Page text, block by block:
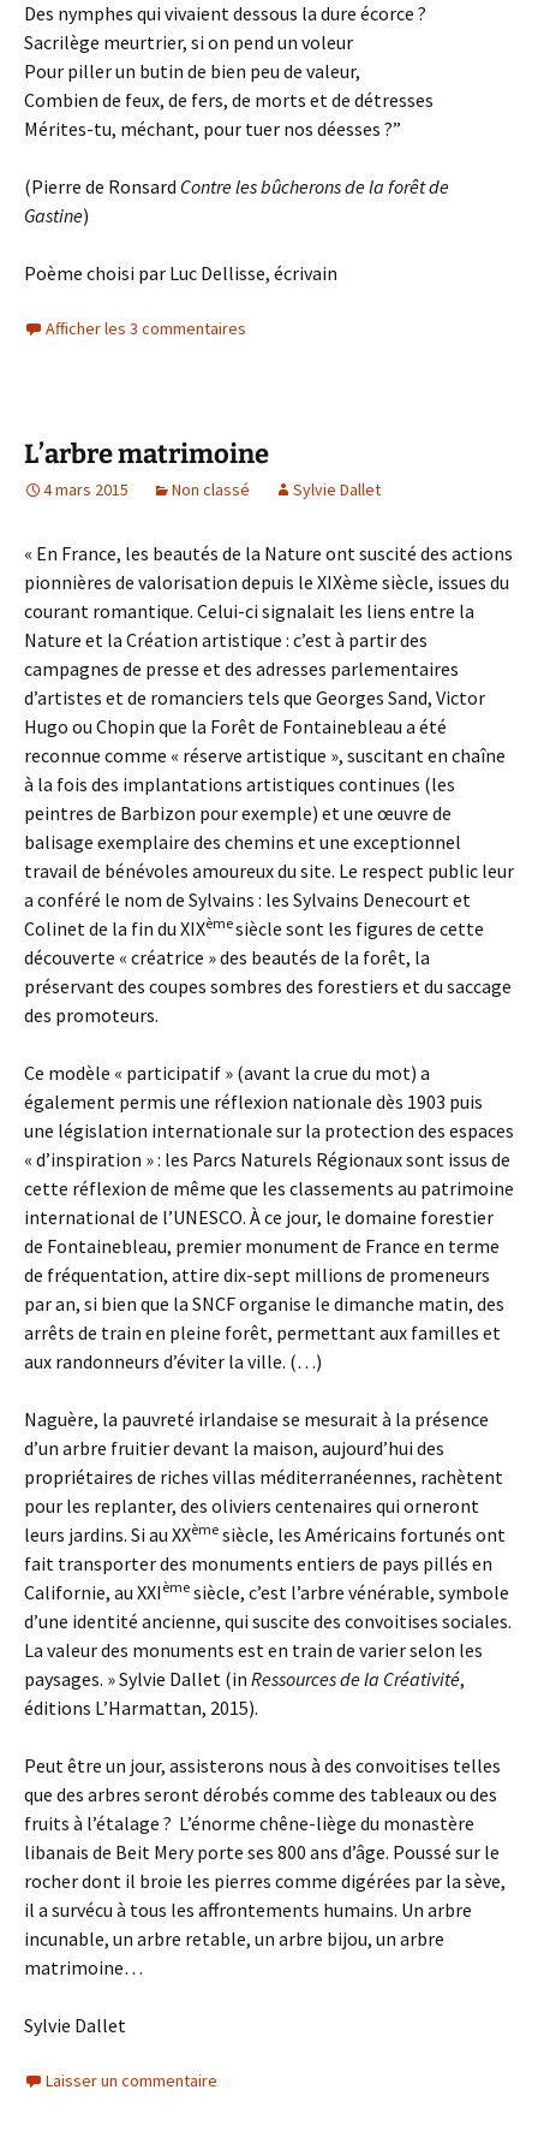
Des nymphes qui vivaient dessous la dure écorce ?
Sacrilège meurtrier, si on pend un voleur
Pour piller un butin de bien peu de valeur,
Combien de feux, de fers, de morts et de détresses
Mérites-tu, méchant, pour tuer nos déesses ?”
(Pierre de Ronsard Contre les bûcherons de la forêt de
Gastine)
Poème choisi par Luc Dellisse, écrivain
Afficher les 3 commentaires
L’arbre matrimoine
4 mars 2015 Non classé Sylvie Dallet
« En France, les beautés de la Nature ont suscité des actions
pionnières de valorisation depuis le XIXème siècle, issues du
courant romantique. Celui-ci signalait les liens entre la
Nature et la Création artistique : c’est à partir des
campagnes de presse et des adresses parlementaires
d’artistes et de romanciers tels que Georges Sand, Victor
Hugo ou Chopin que la Forêt de Fontainebleau a été
reconnue comme « réserve artistique », suscitant en chaîne
à la fois des implantations artistiques continues (les
peintres de Barbizon pour exemple) et une œuvre de
balisage exemplaire des chemins et une exceptionnel
travail de bénévoles amoureux du site. Le respect public leur
a conféré le nom de Sylvains : les Sylvains Denecourt et
Colinet de la fin du XIXèmesiècle sont les figures de cette
découverte « créatrice » des beautés de la forêt, la
préservant des coupes sombres des forestiers et du saccage
des promoteurs.
Ce modèle « participatif » (avant la crue du mot) a
également permis une réflexion nationale dès 1903 puis
une législation internationale sur la protection des espaces
« d’inspiration » : les Parcs Naturels Régionaux sont issus de
cette réflexion de même que les classements au patrimoine
international de l’UNESCO. À ce jour, le domaine forestier
de Fontainebleau, premier monument de France en terme
de fréquentation, attire dix-sept millions de promeneurs
par an, si bien que la SNCF organise le dimanche matin, des
arrêts de train en pleine forêt, permettant aux familles et
aux randonneurs d’éviter la ville. (…)
Naguère, la pauvreté irlandaise se mesurait à la présence
d’un arbre fruitier devant la maison, aujourd’hui des
propriétaires de riches villas méditerranéennes, rachètent
pour les replanter, des oliviers centenaires qui orneront
leurs jardins. Si au XXème siècle, les Américains fortunés ont
fait transporter des monuments entiers de pays pillés en
Californie, au XXI ème siècle, c’est l’arbre vénérable, symbole
d’une identité ancienne, qui suscite des convoitises sociales.
La valeur des monuments est en train de varier selon les
paysages. » Sylvie Dallet (in Ressources de la Créativité,
éditions L’Harmattan, 2015).
Peut être un jour, assisterons nous à des convoitises telles
que des arbres seront dérobés comme des tableaux ou des
fruits à l’étalage ? L’énorme chêne-liège du monastère
libanais de Beit Mery porte ses 800 ans d’âge. Poussé sur le
rocher dont il broie les pierres comme digérées par la sève,
il a survécu à tous les affrontements humains. Un arbre
incunable, un arbre retable, un arbre bijou, un arbre
matrimoine…
Sylvie Dallet
Laisser un commentaire